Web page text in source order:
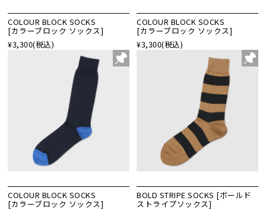
COLOUR BLOCK SOCKS
[カラーブロック ソックス]
¥3,300(税込)
COLOUR BLOCK SOCKS
[カラーブロック ソックス]
¥3,300(税込)
COLOUR BLOCK SOCKS
[カラーブロック ソックス]
BOLD STRIPE SOCKS [ボールド
ストライプソックス]